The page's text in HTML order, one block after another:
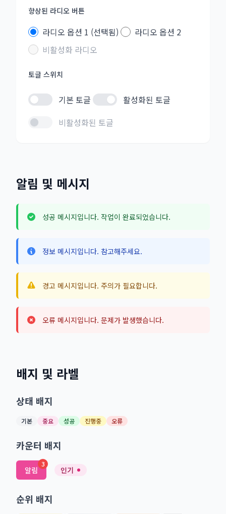
향상된 라디오 버튼
라디오 옵션 1 (선택됨)
라디오 옵션 2
비활성화 라디오
토글 스위치
기본 토글
활성화된 토글
비활성화된 토글
알림 및 메시지
성공 메시지입니다. 작업이 완료되었습니다.
정보 메시지입니다. 참고해주세요.
경고 메시지입니다. 주의가 필요합니다.
오류 메시지입니다. 문제가 발생했습니다.
배지 및 라벨
상태 배지
기본 중요 성공 진행중 오류
카운터 배지
알림
3
인기
순위 배지